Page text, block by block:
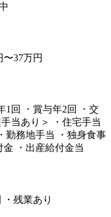
〜37万円
1回 ・賞与年2回 ・交
当あり＞ ・住宅手当
勤務地手当 ・独身食事
・出産給付金当
・残業あり